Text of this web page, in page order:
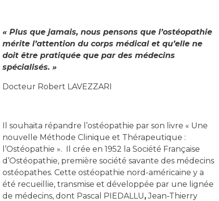
« Plus que jamais, nous pensons que l’ostéopathie
mérite l’attention du corps médical et qu’elle ne
doit être pratiquée que par des médecins
spécialisés. »
Docteur Robert LAVEZZARI
Il souhaita répandre l’ostéopathie par son livre « Une
nouvelle Méthode Clinique et Thérapeutique :
l’Ostéopathie ». Il crée en 1952 la Société Française
d’Ostéopathie, première société savante des médecins
ostéopathes. Cette ostéopathie nord-américaine y a
été recueillie, transmise et développée par une lignée
de médecins, dont Pascal PIEDALLU,Jean-Thierry